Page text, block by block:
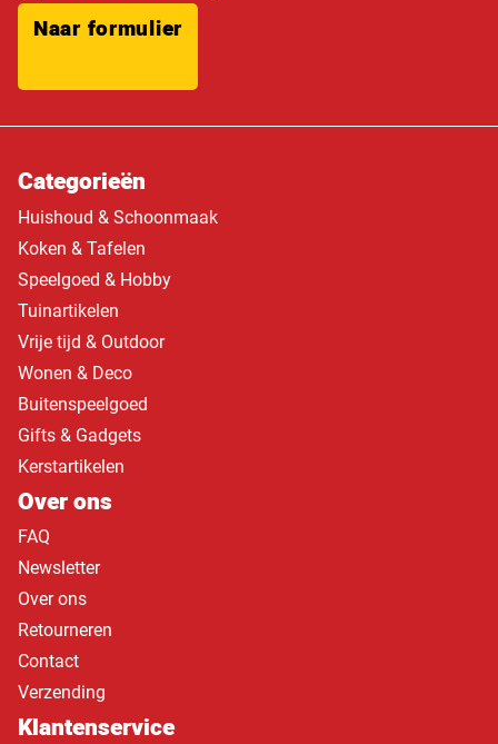
Naar formulier
Categorieën
Huishoud & Schoonmaak
Koken & Tafelen
Speelgoed & Hobby
Tuinartikelen
Vrije tijd & Outdoor
Wonen & Deco
Buitenspeelgoed
Gifts & Gadgets
Kerstartikelen
Over ons
FAQ
Newsletter
Over ons
Retourneren
Contact
Verzending
Klantenservice